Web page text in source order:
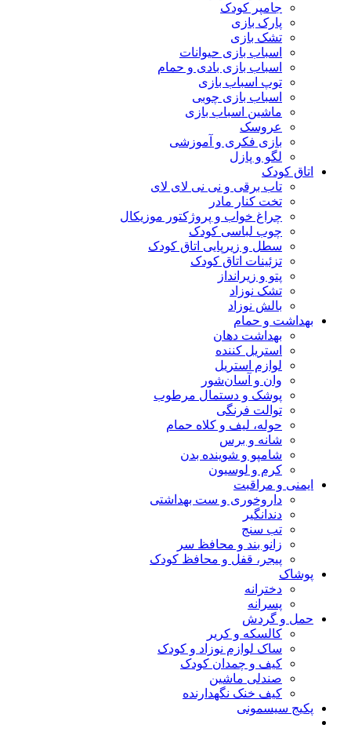
جامپر کودک
پارک بازی
تشک بازی
اسباب بازی حیوانات
اسباب بازی بادی و حمام
توپ اسباب بازی
اسباب بازی چوبی
ماشین اسباب بازی
عروسک
بازی فکری و آموزشی
لگو و پازل
اتاق کودک
تاب برقی و نی نی لای لای
تخت کنار مادر
چراغ خواب و پروژکتور موزیکال
چوب لباسی کودک
سطل و زیرپایی اتاق کودک
تزئینات اتاق کودک
پتو و زیرانداز
تشک نوزاد
بالش نوزاد
بهداشت و حمام
بهداشت دهان
استریل کننده
لوازم استریل
وان و آسان‌شور
پوشک و دستمال مرطوب
توالت فرنگی
حوله، لیف و کلاه حمام
شانه و برس
شامپو و شوینده بدن
کرم و لوسیون
ایمنی و مراقبت
داروخوری و ست بهداشتی
دندانگیر
تب‌ سنج
زانو بند و محافظ سر
پیجر، قفل و محافظ کودک
پوشاک
دخترانه
پسرانه
حمل و گردش
کالسکه و کریر
ساک لوازم نوزاد و کودک
کیف و چمدان کودک
صندلی ماشین
کیف خنک نگهدارنده
پکیج سیسمونی